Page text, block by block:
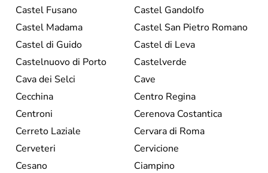
Castel Fusano
Castel Gandolfo
Castel Madama
Castel San Pietro Romano
Castel di Guido
Castel di Leva
Castelnuovo di Porto
Castelverde
Cava dei Selci
Cave
Cecchina
Centro Regina
Centroni
Cerenova Costantica
Cerreto Laziale
Cervara di Roma
Cerveteri
Cervicione
Cesano
Ciampino